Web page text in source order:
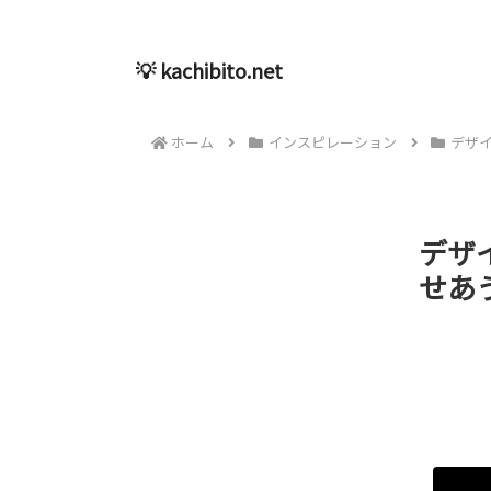
💡 kachibito.net
ホーム インスピレーション デザ
デザ
せあ